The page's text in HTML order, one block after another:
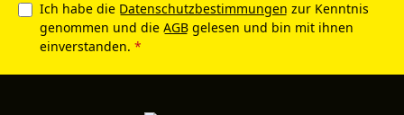
Ich habe die Datenschutzbestimmungen zur Kenntnis
genommen und die AGB gelesen und bin mit ihnen
einverstanden. *